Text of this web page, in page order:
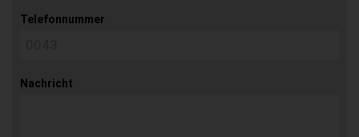
Telefonnummer
Nachricht